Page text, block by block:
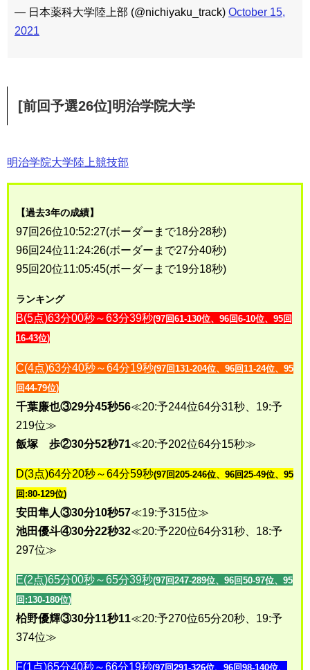
— 日本薬科大学陸上部 (@nichiyaku_track) October 15,
2021
[前回予選26位]明治学院大学
明治学院大学陸上競技部
【過去3年の成績】
97回26位10:52:27(ボーダーまで18分28秒)
96回24位11:24:26(ボーダーまで27分40秒)
95回20位11:05:45(ボーダーまで19分18秒)
ランキング
B(5点)63分00秒～63分39秒(97回61-130位、96回6-10位、95回
16-43位)
C(4点)63分40秒～64分19秒(97回131-204位、96回11-24位、95
回44-79位)
千葉廉也③29分45秒56≪20:予244位64分31秒、19:予
219位≫
飯塚 歩②30分52秒71≪20:予202位64分15秒≫
D(3点)64分20秒～64分59秒(97回205-246位、96回25-49位、95
回:80-129位)
安田隼人③30分10秒57≪19:予315位≫
池田優斗④30分22秒32≪20:予220位64分31秒、18:予
297位≫
E(2点)65分00秒～65分39秒(97回247-289位、96回50-97位、95
回:130-180位)
柗野優輝③30分11秒11≪20:予270位65分20秒、19:予
374位≫
F(1点)65分40秒～66分19秒(97回291-326位、96回98-140位、